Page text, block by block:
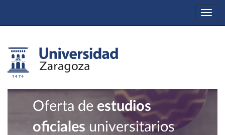
Oferta de estudios
oficiales universitarios